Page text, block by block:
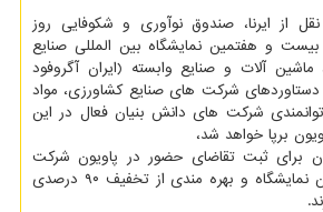
از ایرنا، صندوق نوآوری و شکوفایی روز
بیست و هفتمین نمایشگاه بین المللی صنایع
ماشین آلات و صنایع وابسته (ایران آگروفود
دستاوردهای شرکت های صنایع کشاورزی، مواد
شرکت های دانش بنیان فعال در این
برپا خواهد شد،
برای ثبت تقاضای حضور در پاویون شرکت
های دانش بنیان در این نمایشگاه و بهره مندی از تخفیف ۹۰ درصدی